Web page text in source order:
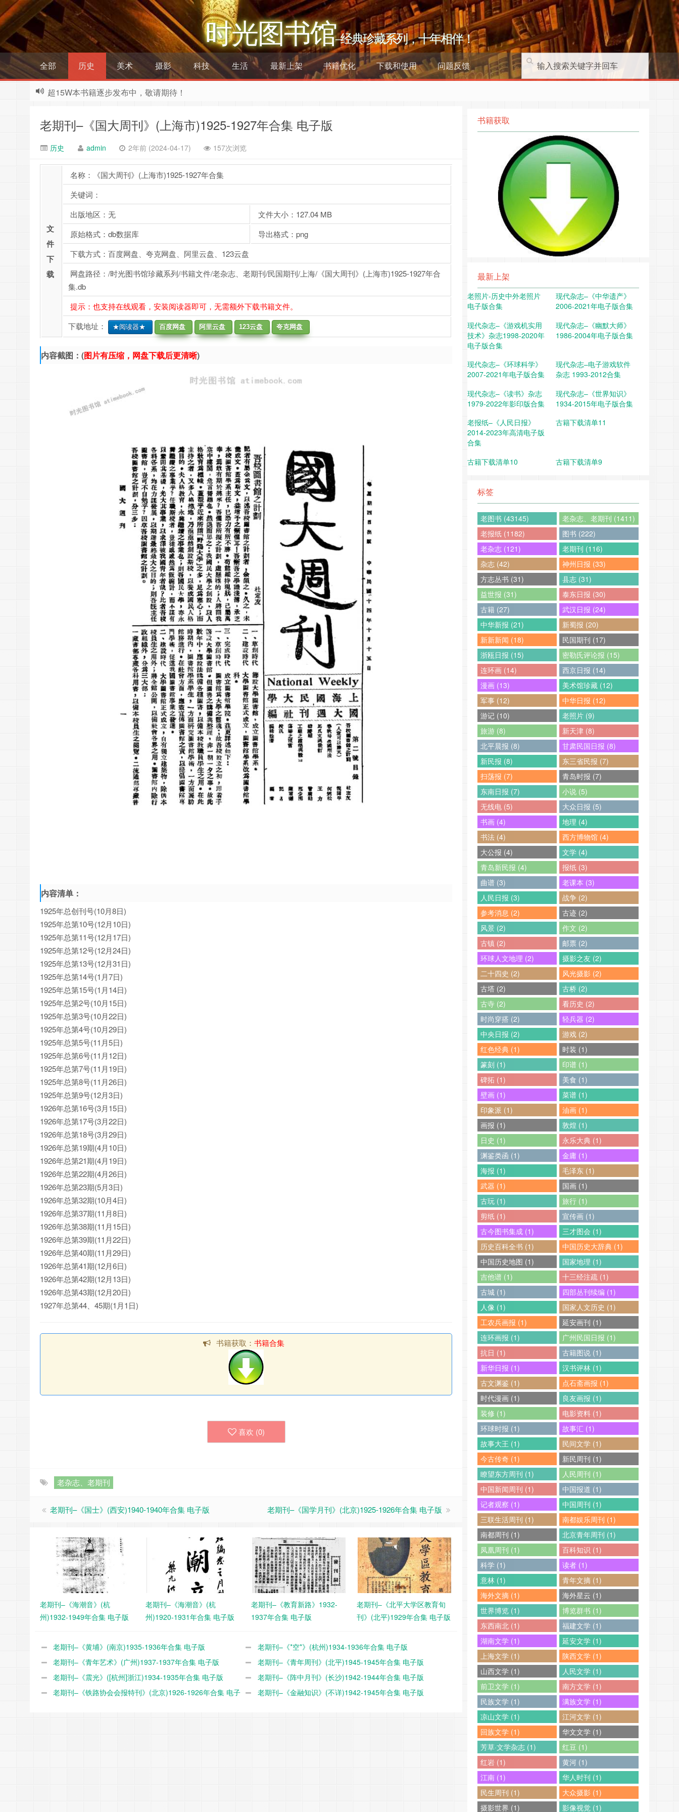
时光图书馆–经典珍藏系列，十年相伴！
全部 历史 美术 摄影 科技 生活 最新上架 书籍优化 下载和使用 问题反馈
超15W本书籍逐步发布中，敬请期待！
老期刊–《国大周刊》(上海市)1925-1927年合集 电子版
历史 admin 2年前 (2024-04-17) 157次浏览
文
件
下
载
名称：《国大周刊》(上海市)1925-1927年合集
关键词：
出版地区：无
文件大小：127.04 MB
原始格式：db数据库
导出格式：png
下载方式：百度网盘、夸克网盘、阿里云盘、123云盘
网盘路径：/时光图书馆珍藏系列/书籍文件/老杂志、老期刊/民国期刊/上海/《国大周刊》(上海市)1925-1927年合
集.db
提示：也支持在线观看，安装阅读器即可，无需额外下载书籍文件。
下载地址：
★阅读器★ 百度网盘 阿里云盘 123云盘 夸克网盘
内容截图：(图片有压缩，网盘下载后更清晰)
内容清单：
1925年总创刊号(10月8日)
1925年总第10号(12月10日)
1925年总第11号(12月17日)
1925年总第12号(12月24日)
1925年总第13号(12月31日)
1925年总第14号(1月7日)
1925年总第15号(1月14日)
1925年总第2号(10月15日)
1925年总第3号(10月22日)
1925年总第4号(10月29日)
1925年总第5号(11月5日)
1925年总第6号(11月12日)
1925年总第7号(11月19日)
1925年总第8号(11月26日)
1925年总第9号(12月3日)
1926年总第16号(3月15日)
1926年总第17号(3月22日)
1926年总第18号(3月29日)
1926年总第19期(4月10日)
1926年总第21期(4月19日)
1926年总第22期(4月26日)
1926年总第23期(5月3日)
1926年总第32期(10月4日)
1926年总第37期(11月8日)
1926年总第38期(11月15日)
1926年总第39期(11月22日)
1926年总第40期(11月29日)
1926年总第41期(12月6日)
1926年总第42期(12月13日)
1926年总第43期(12月20日)
1927年总第44、45期(1月1日)
书籍获取： 书籍合集
喜欢 (0)
老杂志、老期刊
老期刊–《国士》(西安)1940-1940年合集 电子版 老期刊–《国学月刊》(北京)1925-1926年合集 电子版
老期刊–《海潮音》(杭
州)1932-1949年合集 电子版
老期刊–《海潮音》(杭
州)1920-1931年合集 电子版
老期刊–《教育新路》1932-
1937年合集 电子版
老期刊–《北平大学区教育旬
刊》(北平)1929年合集 电子版
老期刊–《黄埔》(南京)1935-1936年合集 电子版
老期刊–《*空*》(杭州)1934-1936年合集 电子版
老期刊–《青年艺术》(广州)1937-1937年合集 电子版
老期刊–《青年周刊》(北平)1945-1945年合集 电子版
老期刊–《震光》([杭州]浙江)1934-1935年合集 电子版
老期刊–《阵中月刊》(长沙)1942-1944年合集 电子版
老期刊–《铁路协会会报特刊》(北京)1926-1926年合集 电子
老期刊–《金融知识》(不详)1942-1945年合集 电子版
书籍获取
最新上架
老照片-历史中外老照片
电子版合集
现代杂志–《中华遗产》
2006-2021年电子版合集
现代杂志–《游戏机实用
技术》杂志1998-2020年
电子版合集
现代杂志–《幽默大师》
1986-2004年电子版合集
现代杂志–《环球科学》
2007-2021年电子版合集
现代杂志–电子游戏软件
杂志 1993-2012合集
现代杂志–《读书》杂志
1979-2022年影印版合集
现代杂志–《世界知识》
1934-2015年电子版合集
老报纸–《人民日报》
2014-2023年高清电子版
合集
古籍下载清单11
古籍下载清单10 古籍下载清单9
标签
老图书 (43145)
老杂志、老期刊 (1411)
老报纸 (1182)
图书 (222)
老杂志 (121)
老期刊 (116)
杂志 (42)
神州日报 (33)
方志丛书 (31)
县志 (31)
益世报 (31)
泰东日报 (30)
古籍 (27)
武汉日报 (24)
中华新报 (21)
新蜀报 (20)
新新新闻 (18)
民国期刊 (17)
浙瓯日报 (15)
密勒氏评论报 (15)
连环画 (14)
西京日报 (14)
漫画 (13)
美术馆珍藏 (12)
军事 (12)
中华日报 (12)
游记 (10)
老照片 (9)
旅游 (8)
新天津 (8)
北平晨报 (8)
甘肃民国日报 (8)
新民报 (8)
东三省民报 (7)
扫荡报 (7)
青岛时报 (7)
东南日报 (7)
小说 (5)
无线电 (5)
大众日报 (5)
书画 (4)
地理 (4)
书法 (4)
西方博物馆 (4)
大公报 (4)
文学 (4)
青岛新民报 (4)
报纸 (3)
曲谱 (3)
老课本 (3)
人民日报 (3)
战争 (2)
参考消息 (2)
古迹 (2)
风景 (2)
作文 (2)
古镇 (2)
邮票 (2)
环球人文地理 (2)
摄影之友 (2)
二十四史 (2)
风光摄影 (2)
古塔 (2)
古桥 (2)
古寺 (2)
看历史 (2)
时尚穿搭 (2)
轻兵器 (2)
中央日报 (2)
游戏 (2)
红色经典 (1)
时装 (1)
篆刻 (1)
印谱 (1)
碑拓 (1)
美食 (1)
壁画 (1)
菜谱 (1)
印象派 (1)
油画 (1)
画报 (1)
敦煌 (1)
日史 (1)
永乐大典 (1)
渊鉴类函 (1)
金庸 (1)
海报 (1)
毛泽东 (1)
武器 (1)
国画 (1)
古玩 (1)
旅行 (1)
剪纸 (1)
宣传画 (1)
古今图书集成 (1)
三才图会 (1)
历史百科全书 (1)
中国历史大辞典 (1)
中国历史地图 (1)
国家地理 (1)
吉他谱 (1)
十三经注疏 (1)
古城 (1)
四部丛刊续编 (1)
人像 (1)
国家人文历史 (1)
工农兵画报 (1)
延安画刊 (1)
连环画报 (1)
广州民国日报 (1)
抗日 (1)
古籍图说 (1)
新华日报 (1)
汉书评林 (1)
古文渊鉴 (1)
点石斋画报 (1)
时代漫画 (1)
良友画报 (1)
装修 (1)
电影资料 (1)
环球时报 (1)
故事汇 (1)
故事大王 (1)
民间文学 (1)
今古传奇 (1)
新民周刊 (1)
瞭望东方周刊 (1)
人民周刊 (1)
中国新闻周刊 (1)
中国报道 (1)
记者观察 (1)
中国周刊 (1)
三联生活周刊 (1)
南都娱乐周刊 (1)
南都周刊 (1)
北京青年周刊 (1)
凤凰周刊 (1)
百科知识 (1)
科学 (1)
读者 (1)
意林 (1)
青年文摘 (1)
海外文摘 (1)
海外星云 (1)
世界博览 (1)
博览群书 (1)
东西南北 (1)
福建文学 (1)
湖南文学 (1)
延安文学 (1)
上海文学 (1)
陕西文学 (1)
山西文学 (1)
人民文学 (1)
前卫文学 (1)
南方文学 (1)
民族文学 (1)
满族文学 (1)
凉山文学 (1)
江河文学 (1)
回族文学 (1)
华文文学 (1)
芳草·文学杂志 (1)
红豆 (1)
红岩 (1)
黄河 (1)
江南 (1)
华人时刊 (1)
民生周刊 (1)
大众摄影 (1)
摄影世界 (1)
影像视觉 (1)